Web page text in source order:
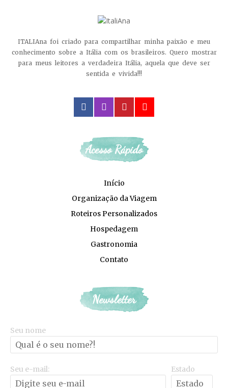
ITALIAna foi criado para compartilhar minha paixão e meu
conhecimento sobre a Itália com os brasileiros. Quero mostrar
para meus leitores a verdadeira Itália, aquela que deve ser
sentida e vivida!!!
Acesso Rápido
Início
Organização da Viagem
Roteiros Personalizados
Hospedagem
Gastronomia
Contato
Newsletter
Seu nome
Seu e-mail: Estado